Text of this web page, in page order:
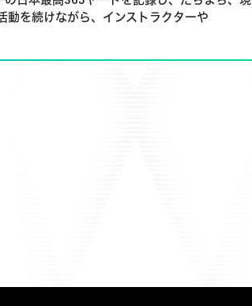
動を続けながら、インストラクターや